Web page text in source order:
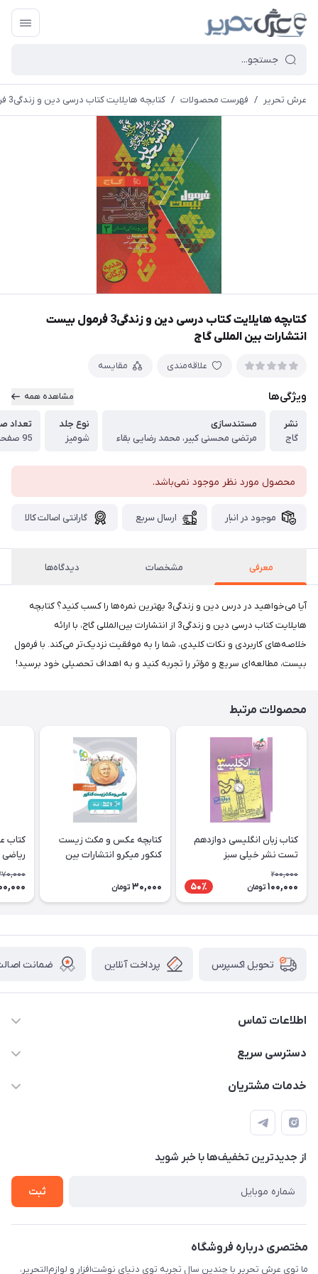
عرش تحریر / فهرست محصولات / کتابچه هایلایت کتاب درسی دین و زندگی3 فرمول بیست انتشارات بین المللی گاج
کتابچه هایلایت کتاب درسی دین و زندگی3 فرمول بیست
انتشارات بین المللی گاج
علاقه‌مندی مقایسه
ویژگی‌ها مشاهده همه
نشر
گاج
مستندسازی
مرتضی محسنی کبیر، محمد رضایی بقاء
نوع جلد
شومیز
تعداد
95 صفحه
محصول مورد نظر موجود نمی‌باشد.
موجود در انبار ارسال سریع گارانتی اصالت کالا
معرفی مشخصات دیدگاه‌ها
آیا می‌خواهید در درس دین و زندگی3 بهترین نمره‌ها را کسب کنید؟ کتابچه
هایلایت کتاب درسی دین و زندگی3 از انتشارات بین‌المللی گاج، با ارائه
خلاصه‌های کاربردی و نکات کلیدی، شما را به موفقیت نزدیک‌تر می‌کند. با فرمول
بیست، مطالعه‌ای سریع و مؤثر را تجربه کنید و به اهداف تحصیلی خود برسید!
محصولات مرتبط
کتاب زبان انگلیسی دوازدهم
تست نشر خیلی سبز
200,000
100,000 تومان 50٪
کتابچه عکس و مکث زیست
کنکور میکرو انتشارات بین
30,000 تومان
کتاب
بندی
تحویل اکسپرس پرداخت آنلاین ضمانت
اطلاعات تماس
2424 3672 - 021
دسترسی سریع
لیست محصولات
راهنما
خدمات مشتریان
پرداخت الکترونیکی امن
رویه ارسال کالا
حریم خصوصی
تماس با ما
از جدید‌ترین تخفیف‌ها با‌ خبر شوید
ثبت
مختصری درباره فروشگاه
ما توی عرش تحریر با چندین سال تجربه توی دنیای نوشت‌افزار و لوازم‌التحریر،